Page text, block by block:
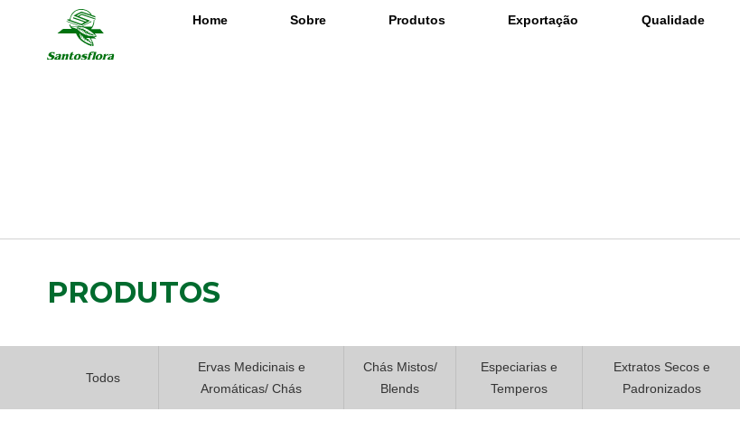
Home Sobre Produtos Exportação Qualidade
PRODUTOS
Todos
Ervas Medicinais e
Aromáticas/ Chás
Chás Mistos/
Blends
Especiarias e
Temperos
Extratos Secos e
Padronizados